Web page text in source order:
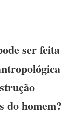
ser feita
do homem?